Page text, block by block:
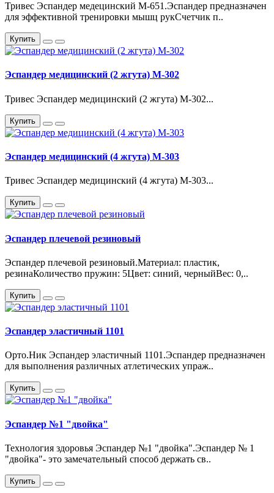
Тривес Эспандер медецинский M-651.Эспандер предназначен
для эффективной тренировки мышц рукСчетчик п..
Купить
Эспандер медицинский (2 жгута) М-302
Тривес Эспандер медицинский (2 жгута) М-302...
Купить
Эспандер медицинский (4 жгута) М-303
Тривес Эспандер медицинский (4 жгута) М-303...
Купить
Эспандер плечевой резиновый
Эспандер плечевой резиновый.Материал: пластик,
резинаКоличество пружин: 5Цвет: синий, черныйВес: 0,..
Купить
Эспандер эластичный 1101
Орто.Ник Эспандер эластичный 1101.Эспандер предназначен
для выполнения различных атлетических упраж..
Купить
Эспандер №1 "двойка"
Технология здоровья Эспандер №1 "двойка".Эспандер № 1
"двойка"- это замечательный способ держать св..
Купить